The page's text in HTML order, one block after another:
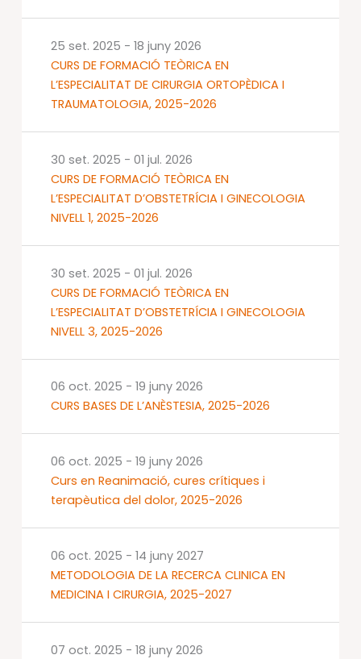
CURS DE FORMACIÓ TEÒRICA EN
L’ESPECIALITAT DE CIRURGIA ORTOPÈDICA I
TRAUMATOLOGIA, 2025-2026
25 set. 2025 - 18 juny 2026
CURS DE FORMACIÓ TEÒRICA EN
L’ESPECIALITAT D’OBSTETRÍCIA I GINECOLOGIA
NIVELL 1, 2025-2026
30 set. 2025 - 01 jul. 2026
CURS DE FORMACIÓ TEÒRICA EN
L’ESPECIALITAT D’OBSTETRÍCIA I GINECOLOGIA
NIVELL 3, 2025-2026
30 set. 2025 - 01 jul. 2026
CURS BASES DE L’ANÈSTESIA, 2025-2026
06 oct. 2025 - 19 juny 2026
Curs en Reanimació, cures crítiques i
terapèutica del dolor, 2025-2026
06 oct. 2025 - 19 juny 2026
METODOLOGIA DE LA RECERCA CLINICA EN
MEDICINA I CIRURGIA, 2025-2027
06 oct. 2025 - 14 juny 2027
07 oct. 2025 - 18 juny 2026